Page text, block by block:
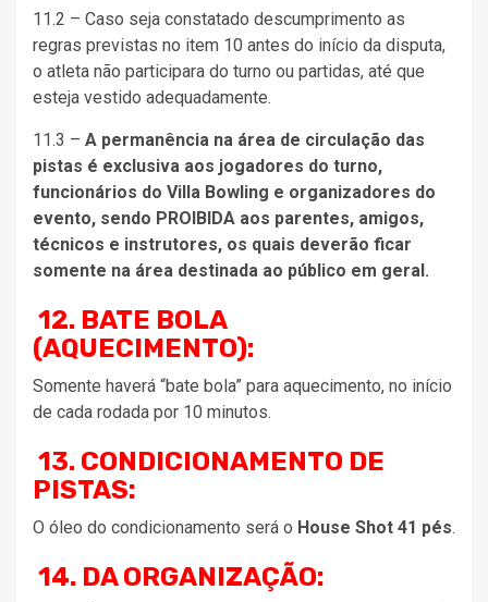
11.2 – Caso seja constatado descumprimento as
regras previstas no item 10 antes do início da disputa,
o atleta não participara do turno ou partidas, até que
esteja vestido adequadamente.
11.3 – A permanência na área de circulação das
pistas é exclusiva aos jogadores do turno,
funcionários do Villa Bowling e organizadores do
evento, sendo PROIBIDA aos parentes, amigos,
técnicos e instrutores, os quais deverão ficar
somente na área destinada ao público em geral.
12. BATE BOLA
(AQUECIMENTO):
Somente haverá “bate bola” para aquecimento, no início
de cada rodada por 10 minutos.
13. CONDICIONAMENTO DE
PISTAS:
O óleo do condicionamento será o House Shot 41 pés.
14. DA ORGANIZAÇÃO: